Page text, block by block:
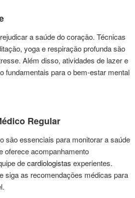
a saúde do coração. Técnicas
yoga e respiração profunda são
Além disso, atividades de lazer e
fundamentais para o bem-estar mental
Regular
são essenciais para monitorar a saúde
oferece acompanhamento
decardiologistas experientes.
siga as recomendações médicas para